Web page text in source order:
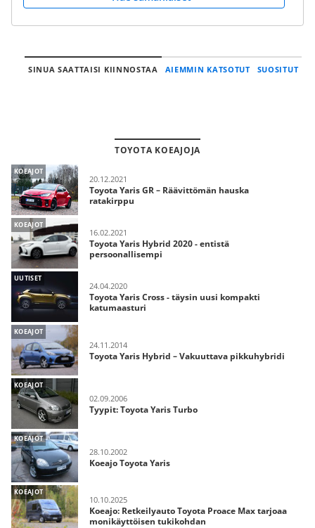
SINUA SAATTAISI KIINNOSTAA AIEMMIN KATSOTUT SUOSITUT
TOYOTA KOEAJOJA
KOEAJOT
20.12.2021
Toyota Yaris GR – Räävittömän hauska
ratakirppu
KOEAJOT
16.02.2021
Toyota Yaris Hybrid 2020 - entistä
persoonallisempi
UUTISET
24.04.2020
Toyota Yaris Cross - täysin uusi kompakti
katumaasturi
KOEAJOT
24.11.2014
Toyota Yaris Hybrid – Vakuuttava pikkuhybridi
KOEAJOT
02.09.2006
Tyypit: Toyota Yaris Turbo
KOEAJOT
28.10.2002
Koeajo Toyota Yaris
KOEAJOT
10.10.2025
Koeajo: Retkeilyauto Toyota Proace Max tarjoaa
monikäyttöisen tukikohdan